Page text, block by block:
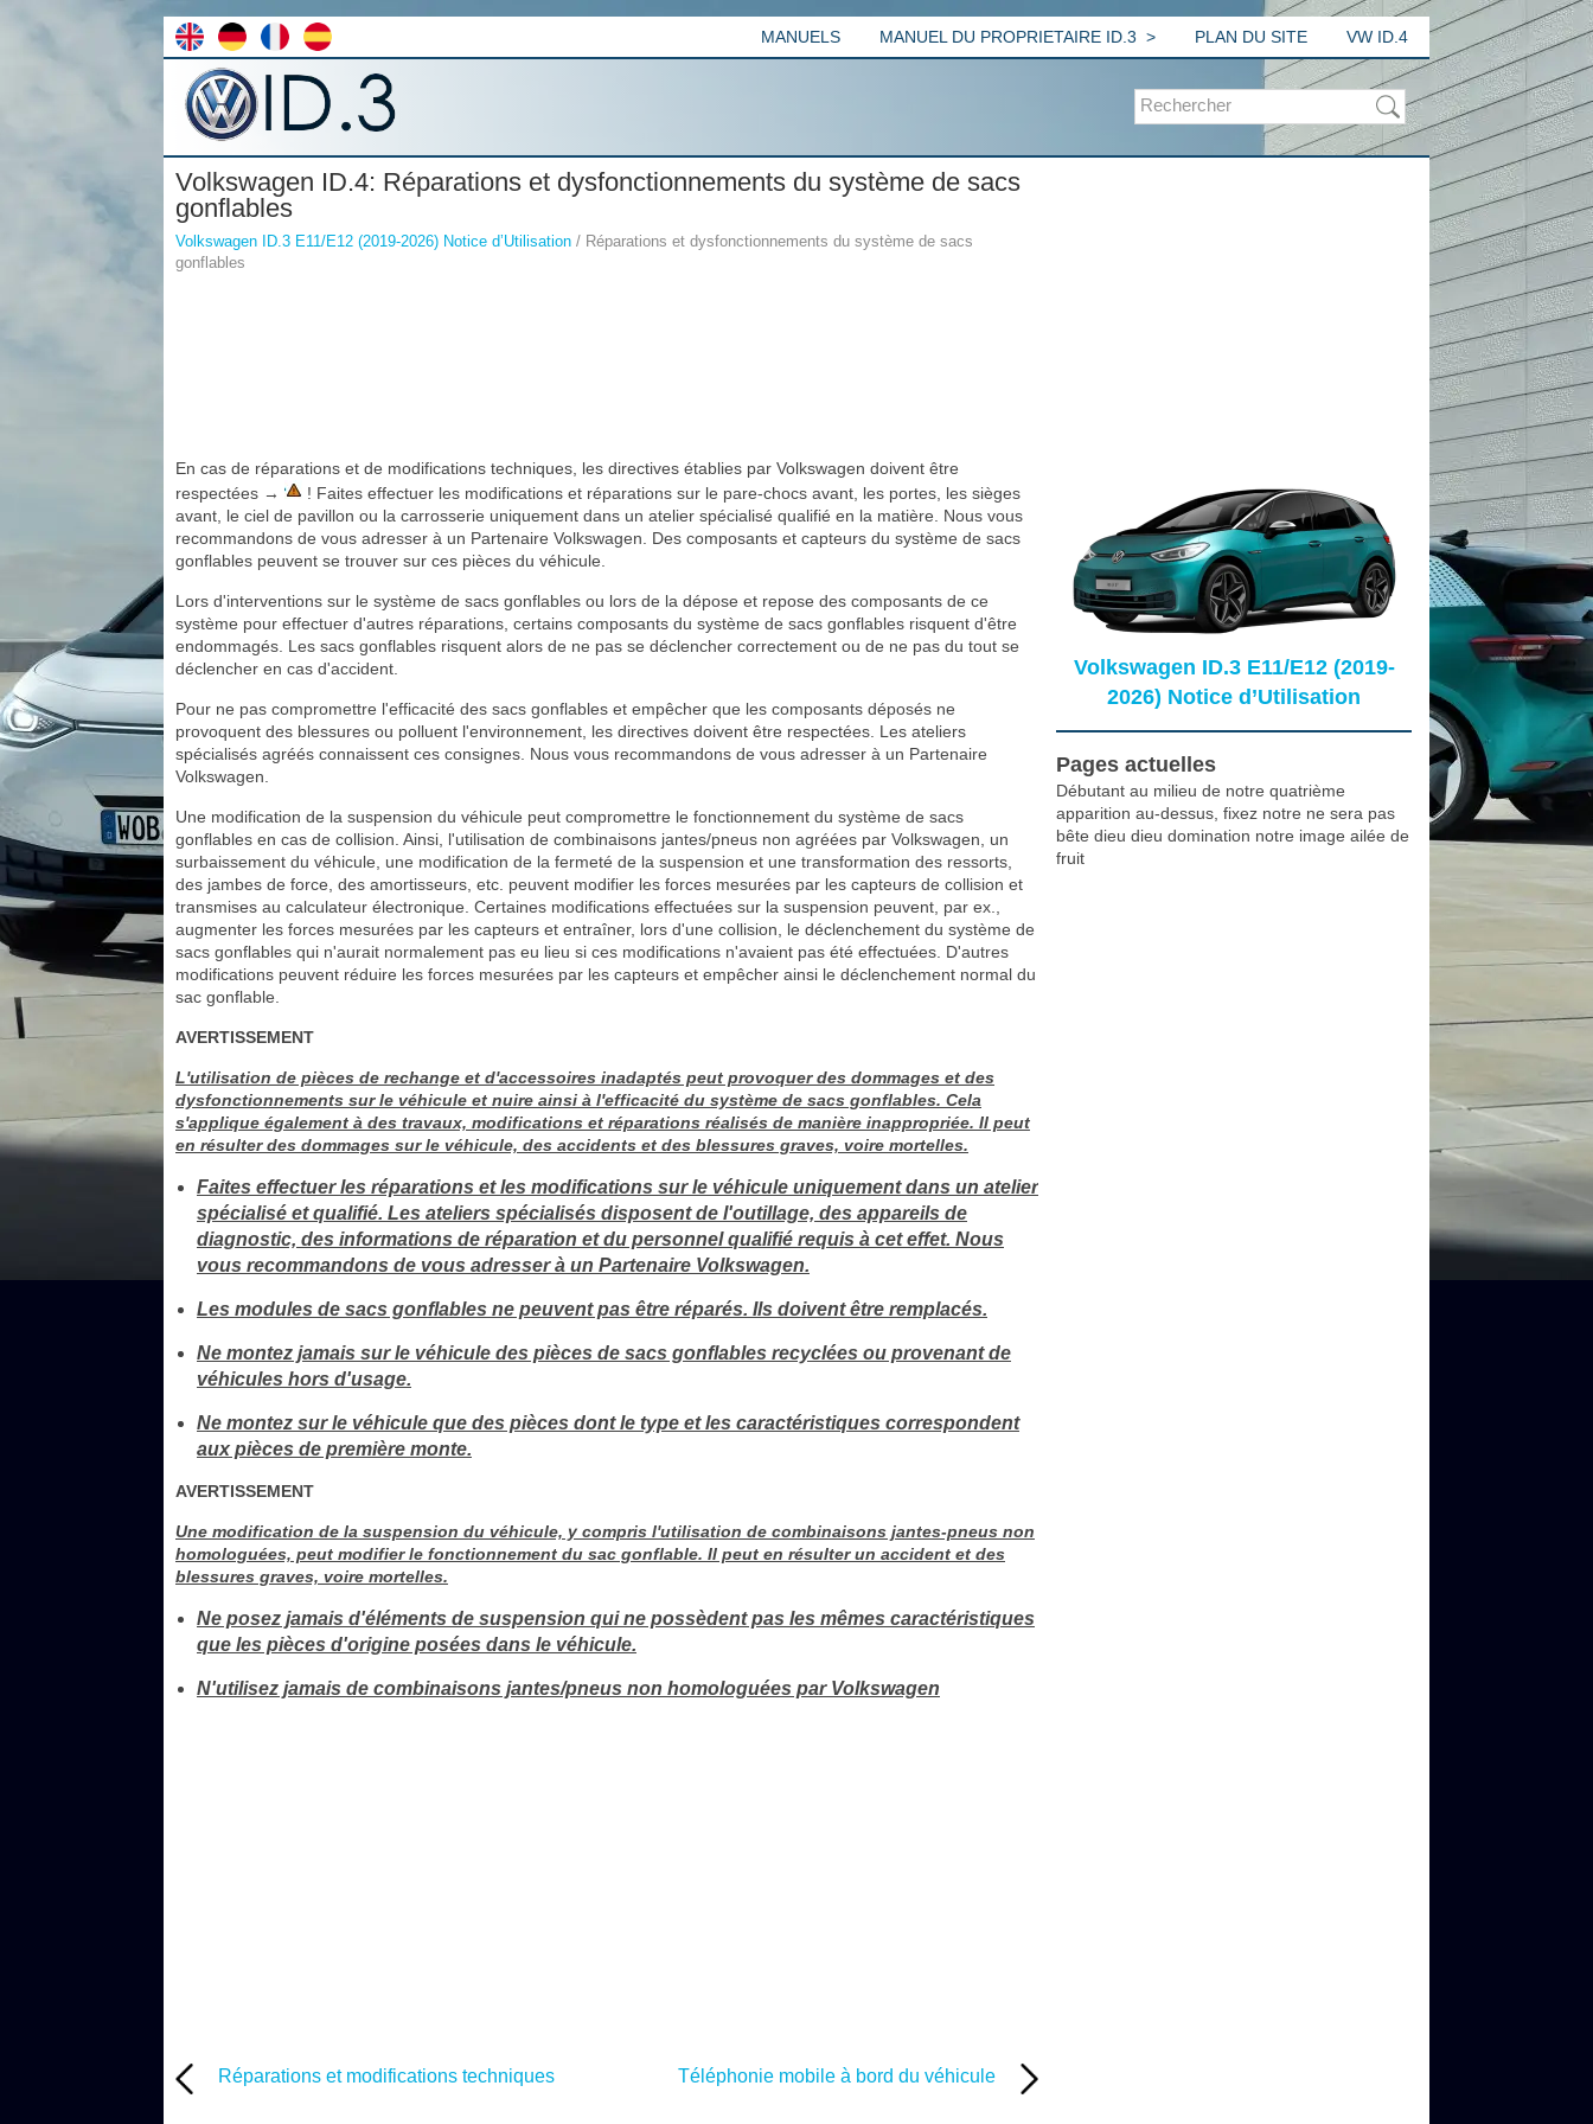
MANUELS MANUEL DU PROPRIETAIRE ID.3 PLAN DU SITE VW ID.4
Volkswagen ID.4: Réparations et dysfonctionnements du système de sacs
gonflables
Volkswagen ID.3 E11/E12 (2019-2026) Notice d’Utilisation / Réparations et dysfonctionnements du système de sacs
gonflables
En cas de réparations et de modifications techniques, les directives établies par Volkswagen doivent être
respectées →
! Faites effectuer les modifications et réparations sur le pare-chocs avant, les portes, les sièges
avant, le ciel de pavillon ou la carrosserie uniquement dans un atelier spécialisé qualifié en la matière. Nous vous
recommandons de vous adresser à un Partenaire Volkswagen. Des composants et capteurs du système de sacs
gonflables peuvent se trouver sur ces pièces du véhicule.
Lors d'interventions sur le système de sacs gonflables ou lors de la dépose et repose des composants de ce
système pour effectuer d'autres réparations, certains composants du système de sacs gonflables risquent d'être
endommagés. Les sacs gonflables risquent alors de ne pas se déclencher correctement ou de ne pas du tout se
déclencher en cas d'accident.
Pour ne pas compromettre l'efficacité des sacs gonflables et empêcher que les composants déposés ne
provoquent des blessures ou polluent l'environnement, les directives doivent être respectées. Les ateliers
spécialisés agréés connaissent ces consignes. Nous vous recommandons de vous adresser à un Partenaire
Volkswagen.
Une modification de la suspension du véhicule peut compromettre le fonctionnement du système de sacs
gonflables en cas de collision. Ainsi, l'utilisation de combinaisons jantes/pneus non agréées par Volkswagen, un
surbaissement du véhicule, une modification de la fermeté de la suspension et une transformation des ressorts,
des jambes de force, des amortisseurs, etc. peuvent modifier les forces mesurées par les capteurs de collision et
transmises au calculateur électronique. Certaines modifications effectuées sur la suspension peuvent, par ex.,
augmenter les forces mesurées par les capteurs et entraîner, lors d'une collision, le déclenchement du système de
sacs gonflables qui n'aurait normalement pas eu lieu si ces modifications n'avaient pas été effectuées. D'autres
modifications peuvent réduire les forces mesurées par les capteurs et empêcher ainsi le déclenchement normal du
sac gonflable.
AVERTISSEMENT
L'utilisation de pièces de rechange et d'accessoires inadaptés peut provoquer des dommages et des
dysfonctionnements sur le véhicule et nuire ainsi à l'efficacité du système de sacs gonflables. Cela
s'applique également à des travaux, modifications et réparations réalisés de manière inappropriée. Il peut
en résulter des dommages sur le véhicule, des accidents et des blessures graves, voire mortelles.
Faites effectuer les réparations et les modifications sur le véhicule uniquement dans un atelier
spécialisé et qualifié. Les ateliers spécialisés disposent de l'outillage, des appareils de
diagnostic, des informations de réparation et du personnel qualifié requis à cet effet. Nous
vous recommandons de vous adresser à un Partenaire Volkswagen.
Les modules de sacs gonflables ne peuvent pas être réparés. Ils doivent être remplacés.
Ne montez jamais sur le véhicule des pièces de sacs gonflables recyclées ou provenant de
véhicules hors d'usage.
Ne montez sur le véhicule que des pièces dont le type et les caractéristiques correspondent
aux pièces de première monte.
AVERTISSEMENT
Une modification de la suspension du véhicule, y compris l'utilisation de combinaisons jantes-pneus non
homologuées, peut modifier le fonctionnement du sac gonflable. Il peut en résulter un accident et des
blessures graves, voire mortelles.
Ne posez jamais d'éléments de suspension qui ne possèdent pas les mêmes caractéristiques
que les pièces d'origine posées dans le véhicule.
N'utilisez jamais de combinaisons jantes/pneus non homologuées par Volkswagen
Réparations et modifications techniques Téléphonie mobile à bord du véhicule
Volkswagen ID.3 E11/E12 (2019-
2026) Notice d’Utilisation
Pages actuelles
Débutant au milieu de notre quatrième
apparition au-dessus, fixez notre ne sera pas
bête dieu dieu domination notre image ailée de
fruit